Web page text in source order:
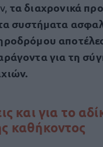
τα διαχρονικά
συστήματα
για τη
και για το
καθήκοντος